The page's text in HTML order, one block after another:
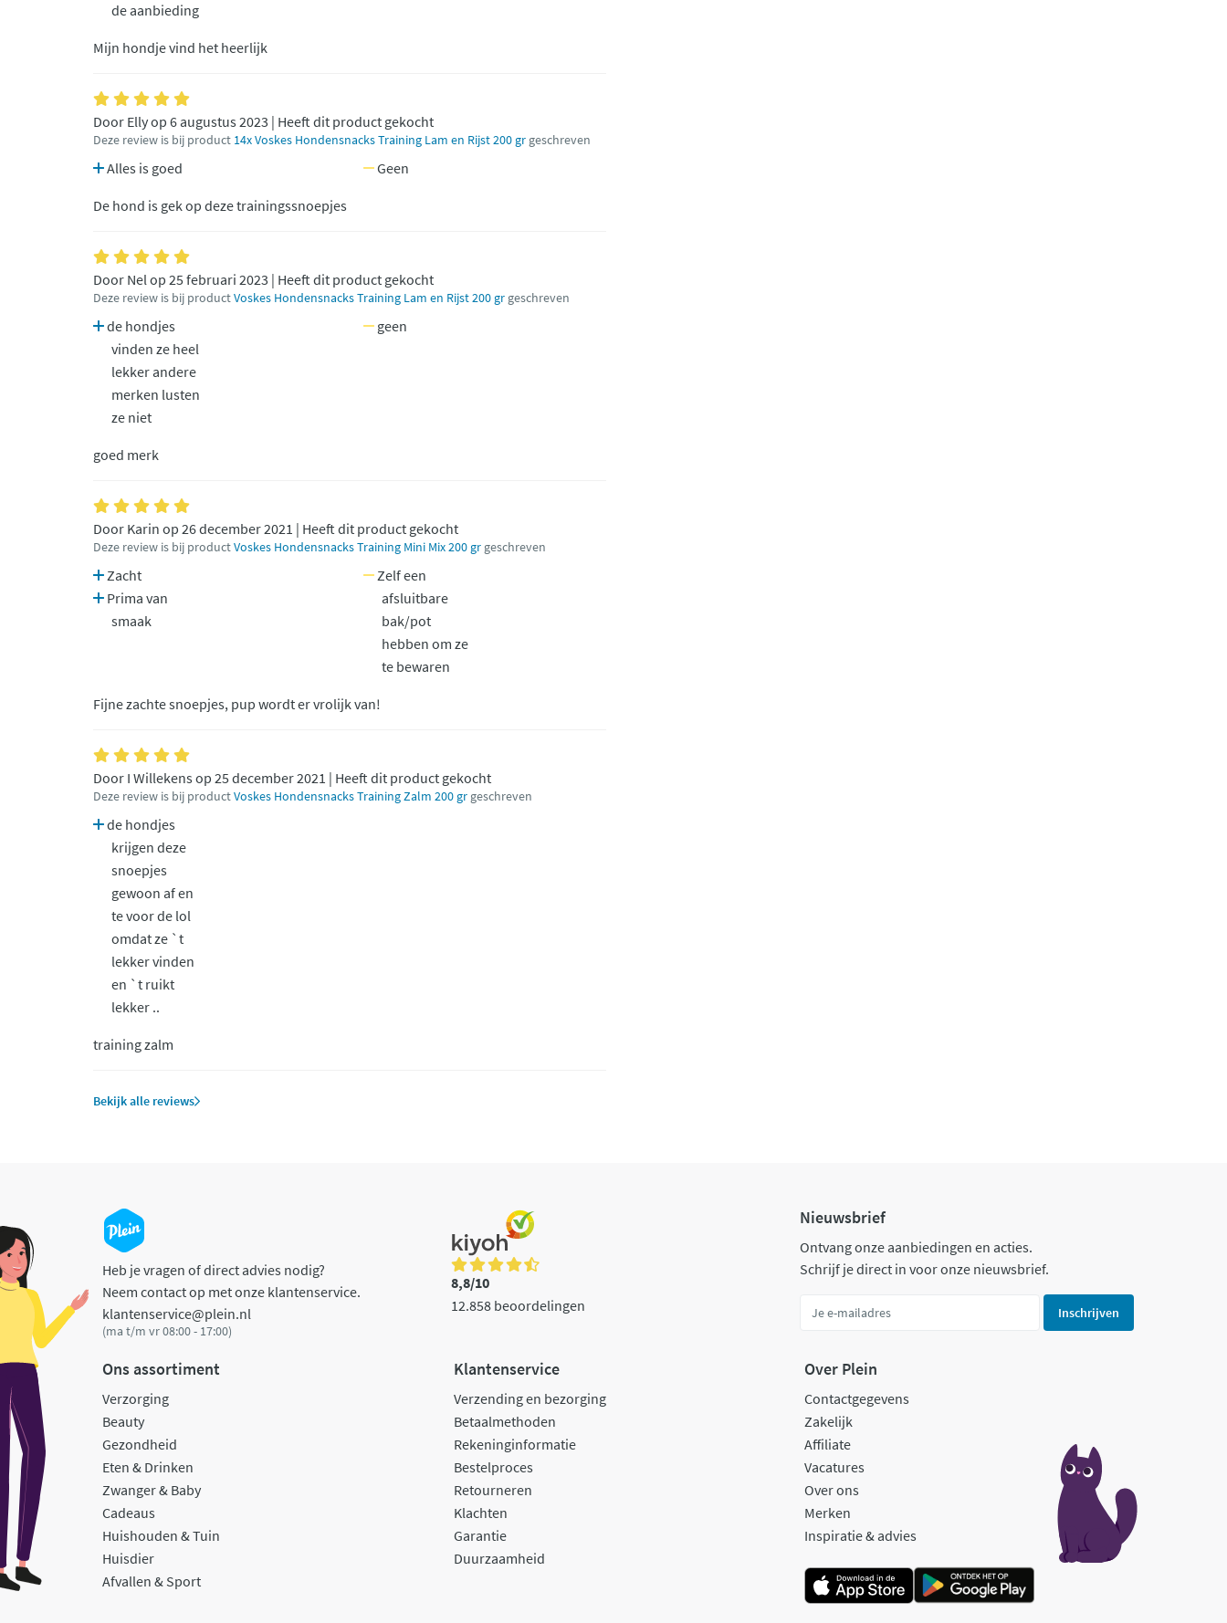
de aanbieding
Mijn hondje vind het heerlijk
Door Elly op 6 augustus 2023 | Heeft dit product gekocht
Deze review is bij product 14x Voskes Hondensnacks Training Lam en Rijst 200 gr geschreven
Alles is goed Geen
De hond is gek op deze trainingssnoepjes
Door Nel op 25 februari 2023 | Heeft dit product gekocht
Deze review is bij productVoskes Hondensnacks Training Lam en Rijst 200 gr geschreven
de hondjes
vinden ze heel
lekker andere
merken lusten
ze niet
geen
goed merk
Door Karin op 26 december 2021 | Heeft dit product gekocht
Deze review is bij productVoskes Hondensnacks Training Mini Mix 200 gr geschreven
Zacht
Prima van
smaak
Zelf een
afsluitbare
bak/pot
hebben om ze
te bewaren
Fijne zachte snoepjes, pup wordt er vrolijk van!
Door I Willekens op 25 december 2021 | Heeft dit product gekocht
Deze review is bij productVoskes Hondensnacks Training Zalm 200 gr geschreven
de hondjes
krijgen deze
snoepjes
gewoon af en
te voor de lol
omdat ze `t
lekker vinden
en `t ruikt
lekker ..
training zalm
Bekijk alle reviews
Heb je vragen of direct advies nodig?
Neem contact op met onze klantenservice.
klantenservice@plein.nl
(ma t/m vr 08:00 - 17:00)
8,8/10
12.858 beoordelingen
Nieuwsbrief
Ontvang onze aanbiedingen en acties.
Schrijf je direct in voor onze nieuwsbrief.
Inschrijven
Ons assortiment
Verzorging
Beauty
Gezondheid
Eten & Drinken
Zwanger & Baby
Cadeaus
Huishouden & Tuin
Huisdier
Afvallen & Sport
Klantenservice
Verzending en bezorging
Betaalmethoden
Rekeninginformatie
Bestelproces
Retourneren
Klachten
Garantie
Duurzaamheid
Over Plein
Contactgegevens
Zakelijk
Affiliate
Vacatures
Over ons
Merken
Inspiratie & advies